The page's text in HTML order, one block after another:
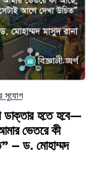
সুযোগ
ডাক্তার হতে হবে—
ভেতরে কী
– ড. মোহাম্মদ